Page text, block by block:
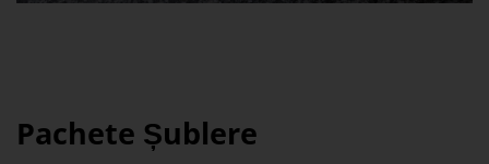
Pachete Șublere